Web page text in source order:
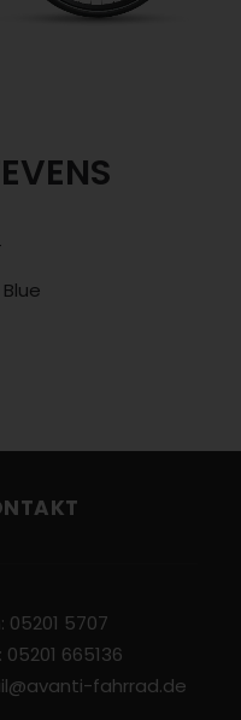
05201 5707
05201 665136
fahrrad.de